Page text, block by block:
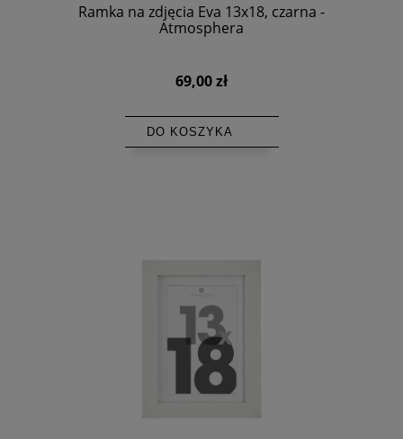
Ramka na zdjęcia Eva 13x18, czarna -
Atmosphera
69,00 zł
DO KOSZYKA